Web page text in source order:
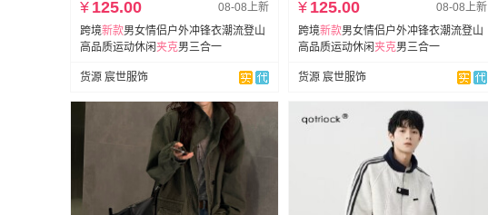
08-08上新
¥ 125.00
跨境新款男女情侣户外冲锋衣潮流登山
高品质运动休闲夹克男三合一
货源 宸世服饰
08-08上新
¥ 125.00
跨境新款男女情侣户外冲锋衣潮流登山
高品质运动休闲夹克男三合一
货源 宸世服饰